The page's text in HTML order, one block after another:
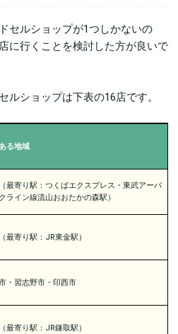
セルショップが1つしかないの
に行くことを検討した方が良いで
ルショップは下表の16店です。
る地域
最寄り駅：つくばエクスプレス・東武アーバ
ライン線流山おおたかの森駅）
最寄り駅：JR東金駅）
・習志野市・印西市
最寄り駅：JR鎌取駅）